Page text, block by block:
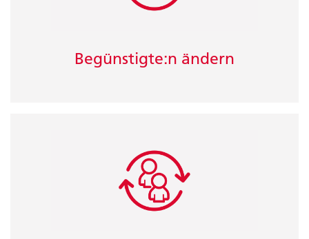
Begünstigte:n ändern